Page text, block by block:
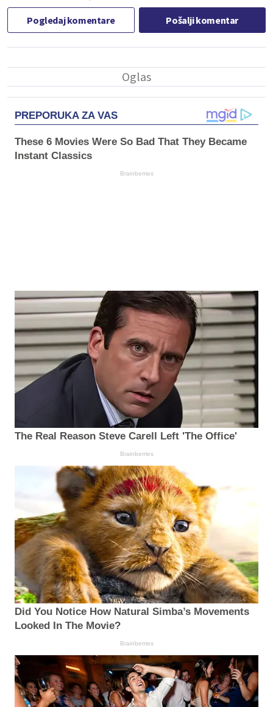
Pogledaj komentare Pošalji komentar
PREPORUKA ZA VAS
These 6 Movies Were So Bad That They Became
Instant Classics
Brainberries
The Real Reason Steve Carell Left 'The Office'
Brainberries
Did You Notice How Natural Simba’s Movements
Looked In The Movie?
Brainberries